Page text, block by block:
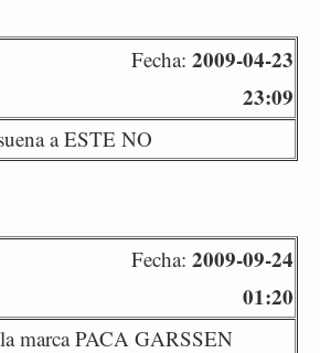
Fecha: 2009-04-23
23:09
a ESTE NO
Fecha: 2009-09-24
01:20
marca PACA GARSSEN